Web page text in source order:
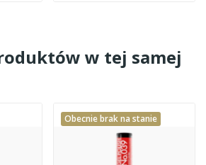
w tej samej
Obecnie brak na stanie